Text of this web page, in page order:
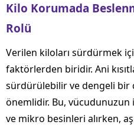
Kilo Korumada
Rolü
Verilen kiloları sürdürmek
faktörlerden biridir. Ani
sürdürülebilir ve dengeli bir
önemlidir. Bu,
ve mikro besinleri alırken,